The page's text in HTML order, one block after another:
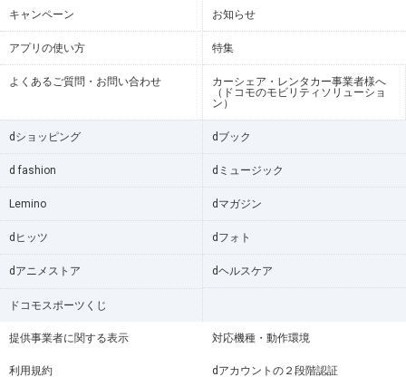
キャンペーン お知らせ
アプリの使い方 特集
よくあるご質問・お問い合わせ
カーシェア・レンタカー事業者様へ
（ドコモのモビリティソリューショ
ン）
dショッピング dブック
d fashion dミュージック
Lemino dマガジン
dヒッツ dフォト
dアニメストア dヘルスケア
ドコモスポーツくじ
提供事業者に関する表示 対応機種・動作環境
利用規約 dアカウントの２段階認証